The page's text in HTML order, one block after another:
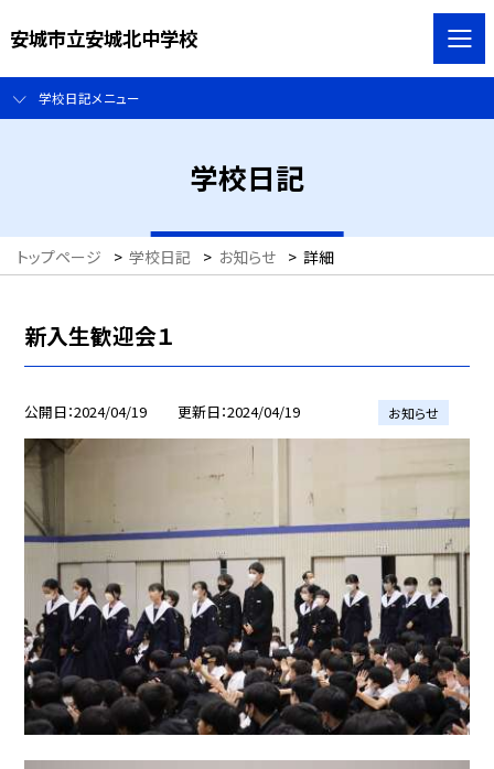
安城市立安城北中学校
学校日記メニュー
学校日記
トップページ > 学校日記 > お知らせ > 詳細
新入生歓迎会１
公開日 2024/04/19 更新日 2024/04/19 お知らせ